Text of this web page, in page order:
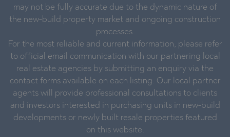
may not be fully accurate due to the dynamic nature of
the new-build property market and ongoing construction
processes.
For the most reliable and current information, please refer
to official email communication with our partnering local
real estate agencies by submitting an enquiry via the
contact forms available on each listing. Our local partner
agents will provide professional consultations to clients
and investors interested in purchasing units in new-build
developments or newly built resale properties featured
on this website.